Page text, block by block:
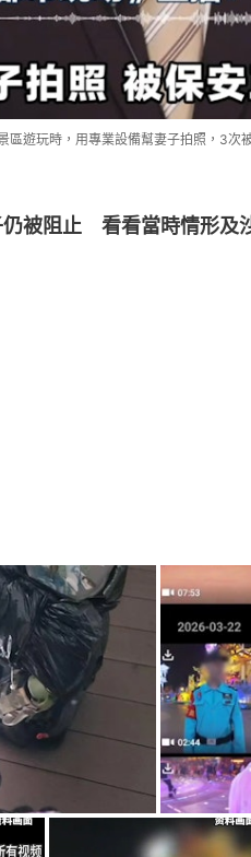
區遊玩時，用專業設備幫妻子拍照，3次
被阻止　看看當時情形及